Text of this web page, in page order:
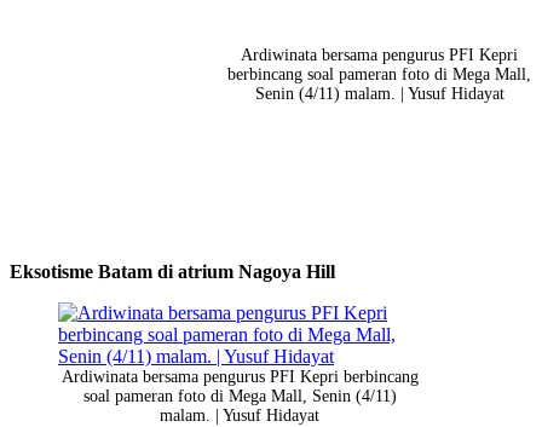
Ardiwinata bersama pengurus PFI Kepri
berbincang soal pameran foto di Mega Mall,
Senin (4/11) malam. | Yusuf Hidayat
Eksotisme Batam di atrium Nagoya Hill
Ardiwinata bersama pengurus PFI Kepri berbincang
soal pameran foto di Mega Mall, Senin (4/11)
malam. | Yusuf Hidayat